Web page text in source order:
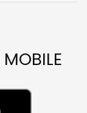
MOBILE